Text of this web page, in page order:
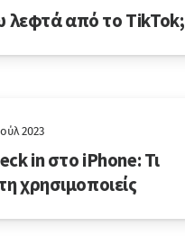
λεφτά από το TikTok;
2023
in στο iPhone: Τι
χρησιμοποιείς